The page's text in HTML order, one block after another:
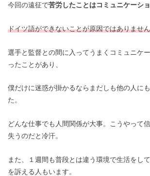
今回の遠征で苦労したことはコミュニケーシ
ドイツ語ができないことが原因ではありませ
選手と監督との間に入ってうまくコミュニケ
ったことがあり、
僕だけに迷惑が掛かるならまだしも他の人に
た。
どんな仕事でも人間関係が大事。こうやって
失うのだと冷汗。
また、１週間も普段とは違う環境で生活をし
を訴える人もいます。